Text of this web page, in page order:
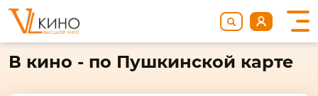
В кино - по Пушкинской карте